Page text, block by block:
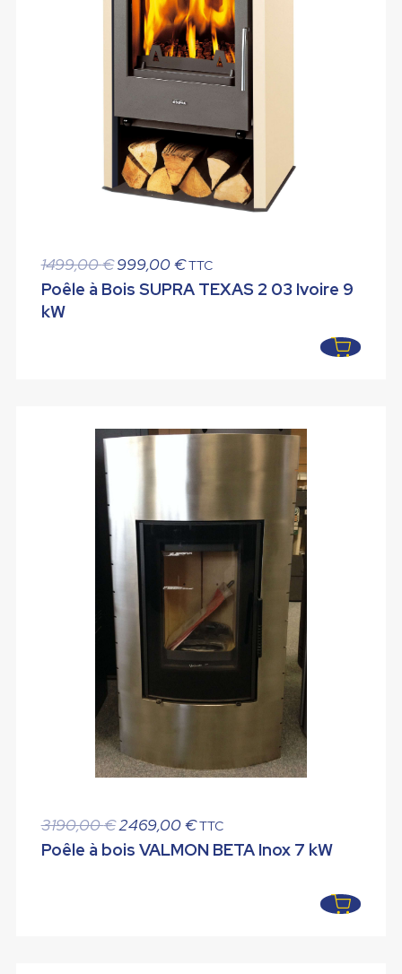
1499,00€ Le
prix
999,00€Le
prix
TTC
Poêle à Bois SUPRA TEXAS 2 03 Ivoire 9
kW
3190,00€ Le
prix
2469,00€Le
prix
TTC
Poêle à bois VALMON BETA Inox 7 kW